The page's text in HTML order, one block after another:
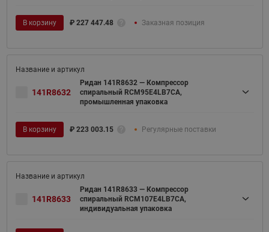
В корзину ₽ 227 447.48 Заказная позиция
141R8632
Ридан 141R8632 — Компрессор
спиральный RCM95E4LB7CA,
промышленная упаковка
В корзину ₽ 223 003.15 Регулярные поставки
141R8633
Ридан 141R8633 — Компрессор
спиральный RCM107E4LB7CA,
индивидуальная упаковка